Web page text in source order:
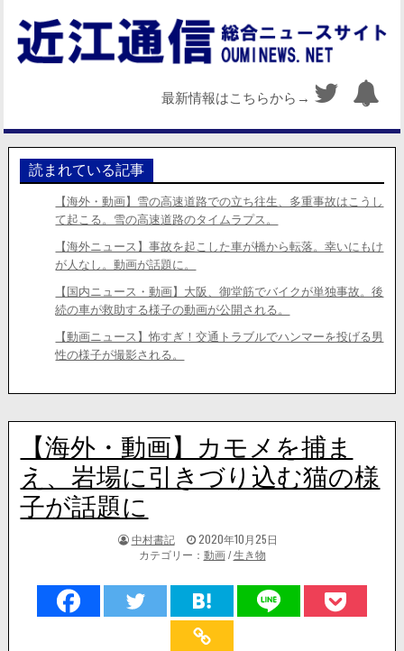
最新情報はこちらから→
読まれている記事
【海外・動画】雪の高速道路での立ち往生、多重事故はこうし
て起こる。雪の高速道路のタイムラプス。
【海外ニュース】事故を起こした車が橋から転落。幸いにもけ
が人なし。動画が話題に。
【国内ニュース・動画】大阪、御堂筋でバイクが単独事故。後
続の車が救助する様子の動画が公開される。
【動画ニュース】怖すぎ！交通トラブルでハンマーを投げる男
性の様子が撮影される。
【海外・動画】カモメを捕ま
え、岩場に引きづり込む猫の様
子が話題に
著
者:
中村書記
掲
載
2020年10月25日
カテゴリー： 動画/生き物